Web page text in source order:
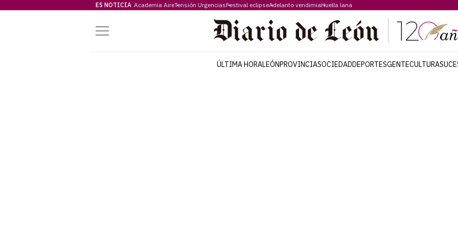
ES NOTICIA Academia AireTensión UrgenciasFestival eclipseAdelanto vendimiaHuella lana
Menú
ÚLTIMA HORALEÓNPROVINCIASOCIEDADDEPORTESGENTECULTURA